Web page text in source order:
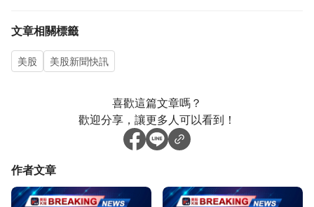
文章相關標籤
美股 美股新聞快訊
喜歡這篇文章嗎？
歡迎分享，讓更多人可以看到！
作者文章